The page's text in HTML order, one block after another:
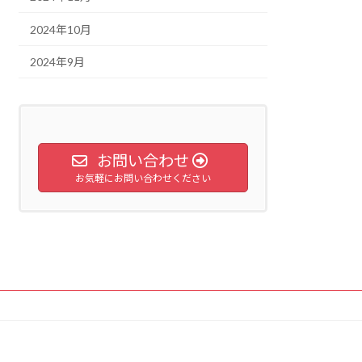
2024年10月
2024年9月
お問い合わせ
お気軽にお問い合わせください